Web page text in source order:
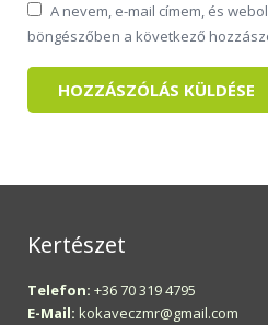
A nevem, e-mail címem, és
böngészőben a következő
Kertészet
Telefon: +36 70 319 4795
E-Mail: kokaveczmr@gmail.com